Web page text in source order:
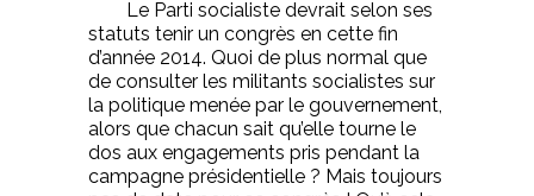
Le Parti socialiste devrait selon ses
statuts tenir un congrès en cette fin
d’année 2014. Quoi de plus normal que
de consulter les militants socialistes sur
la politique menée par le gouvernement,
alors que chacun sait qu’elle tourne le
dos aux engagements pris pendant la
campagne présidentielle ? Mais toujours